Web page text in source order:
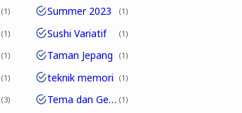
1 Summer 2023 1
1 Sushi Variatif 1
1 Taman Jepang 1
1 teknik memori 1
3 Tema dan Genre 1